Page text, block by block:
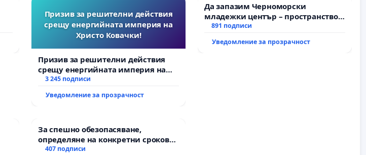
Призив за решителни действия
срещу енергийната империя на
Христо Ковачки!
Призив за решителни действия
срещу енергийната империя на
Христо Ковачки!
3 245 подписи
Уведомление за прозрачност
Да запазим Черноморски
младежки център – пространство
за младите на Варна
891 подписи
Уведомление за прозрачност
За спешно обезопасяване,
определяне на конкретни срокове
и извършване на цялостна
407 подписи